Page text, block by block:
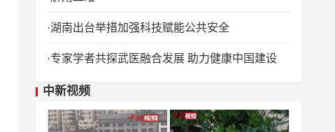
湖南出台举措加强科技赋能公共安全
专家学者共探武医融合发展 助力健康中国建设
中新视频